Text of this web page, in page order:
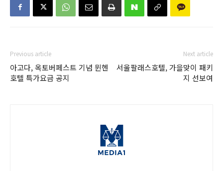
Previous article
아고다, 옥토버페스트 기념 뮌헨
호텔 특가요금 공지
Next article
서울팔래스호텔, 가을맞이 패키
지 선보여